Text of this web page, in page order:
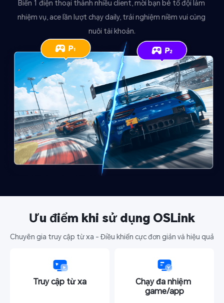
Biến 1 điện thoại thành nhiều client, mời bạn bè tổ đội làm
nhiệm vụ, ace lần lượt chạy daily, trải nghiệm niềm vui cùng
nuôi tài khoản.
Ưu điểm khi sử dụng OSLink
Chuyên gia truy cập từ xa - Điều khiển cực đơn giản và hiệu quả
Truy cập từ xa
Chạy đa nhiệm
game/app